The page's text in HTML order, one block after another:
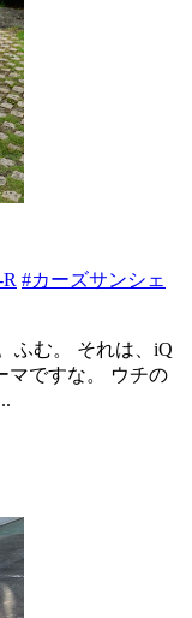
#カーズサンシェ
ふむ。 それは、iQ
マですな。 ウチの